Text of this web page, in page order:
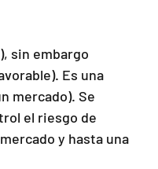
sin embargo
Es una
mercado). Se
el riesgo de
y hasta una